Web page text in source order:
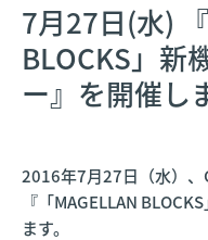
7月27日(水)
BLOCKS」新
ー』を開催し
2016年7月27日（水）、
『「MAGELLAN
ます。